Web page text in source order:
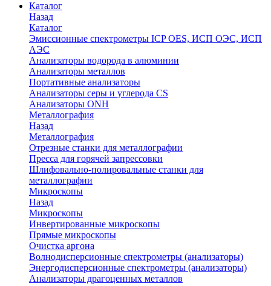
Каталог
Назад
Каталог
Эмиссионные спектрометры ICP OES, ИСП ОЭС, ИСП
АЭС
Анализаторы водорода в алюминии
Анализаторы металлов
Портативные анализаторы
Анализаторы серы и углерода CS
Анализаторы ONH
Металлография
Назад
Металлография
Отрезные станки для металлографии
Пресса для горячей запрессовки
Шлифовально-полировальные станки для
металлографии
Микроскопы
Назад
Микроскопы
Инвертированные микроскопы
Прямые микроскопы
Очистка аргона
Волнодисперсионные спектрометры (анализаторы)
Энергодисперсионные спектрометры (анализаторы)
Анализаторы драгоценных металлов